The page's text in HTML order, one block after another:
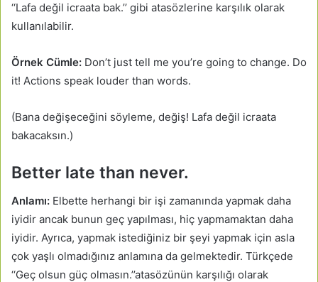
‘‘Lafa değil icraata bak.’’ gibi atasözlerine karşılık olarak
kullanılabilir.
Örnek Cümle: Don’t just tell me you’re going to change. Do
it! Actions speak louder than words.
(Bana değişeceğini söyleme, değiş! Lafa değil icraata
bakacaksın.)
Better late than never.
Anlamı: Elbette herhangi bir işi zamanında yapmak daha
iyidir ancak bunun geç yapılması, hiç yapmamaktan daha
iyidir. Ayrıca, yapmak istediğiniz bir şeyi yapmak için asla
çok yaşlı olmadığınız anlamına da gelmektedir. Türkçede
‘‘Geç olsun güç olmasın.’’atasözünün karşılığı olarak